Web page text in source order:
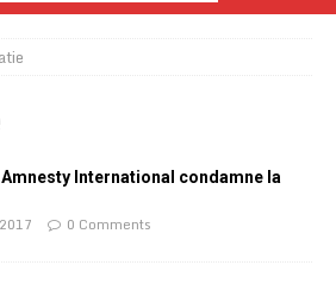
Amnesty International condamne la
0 Comments